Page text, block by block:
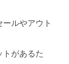
ルやアウト
トがあるた